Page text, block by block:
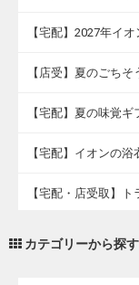
【宅配】2027年イ
【店受】夏のごちそ
【宅配】夏の味覚ギ
【宅配】イオンの浴
【宅配・店受取】
カテゴリーから探す